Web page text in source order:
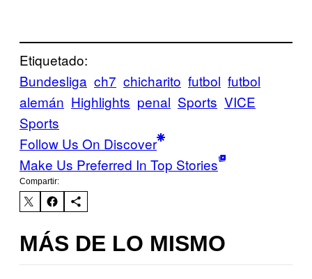
Etiquetado:
Bundesliga ch7 chicharito futbol futbol
alemán Highlights penal Sports VICE
Sports
Follow Us On Discover
Make Us Preferred In Top Stories
Compartir:
MÁS DE LO MISMO